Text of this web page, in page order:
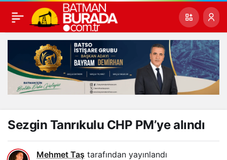
Sezgin Tanrıkulu CHP PM’ye alındı
Mehmet Taş tarafından yayınlandı